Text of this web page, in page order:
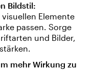
Bildstil:
Elemente
passen. Sorge
und Bilder,
mehr Wirkung zu